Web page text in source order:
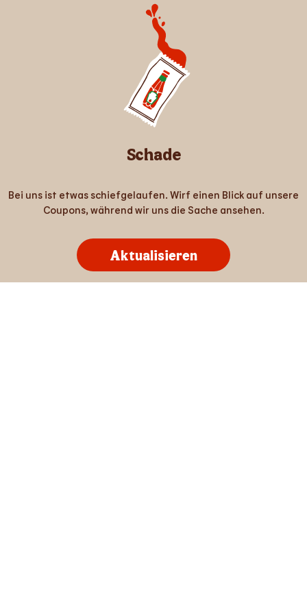
Schade
Bei uns ist etwas schiefgelaufen. Wirf einen Blick auf unsere
Coupons, während wir uns die Sache ansehen.
Aktualisieren